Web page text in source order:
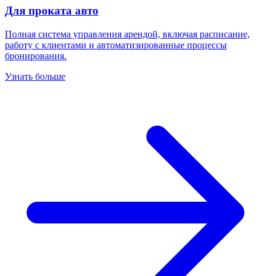
Для проката авто
Полная система управления арендой, включая расписание,
работу с клиентами и автоматизированные процессы
бронирования.
Узнать больше